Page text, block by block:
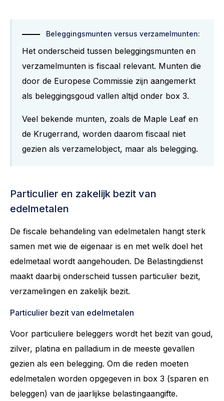
Beleggingsmunten versus verzamelmunten:
Het onderscheid tussen beleggingsmunten en
verzamelmunten is fiscaal relevant. Munten die
door de Europese Commissie zijn aangemerkt
als beleggingsgoud vallen altijd onder box 3.
Veel bekende munten, zoals de Maple Leaf en
de Krugerrand, worden daarom fiscaal niet
gezien als verzamelobject, maar als belegging.
Particulier en zakelijk bezit van
edelmetalen
De fiscale behandeling van edelmetalen hangt sterk
samen met wie de eigenaar is en met welk doel het
edelmetaal wordt aangehouden. De Belastingdienst
maakt daarbij onderscheid tussen particulier bezit,
verzamelingen en zakelijk bezit.
Particulier bezit van edelmetalen
Voor particuliere beleggers wordt het bezit van goud,
zilver, platina en palladium in de meeste gevallen
gezien als een belegging. Om die reden moeten
edelmetalen worden opgegeven in box 3 (sparen en
beleggen) van de jaarlijkse belastingaangifte.